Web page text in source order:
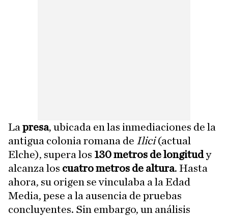
La presa, ubicada en las inmediaciones de la
antigua colonia romana de Ilici(actual
Elche), supera los 130 metros de longitudy
alcanza los cuatro metros de altura. Hasta
ahora, su origen se vinculaba a la Edad
Media, pese a la ausencia de pruebas
concluyentes. Sin embargo, un análisis